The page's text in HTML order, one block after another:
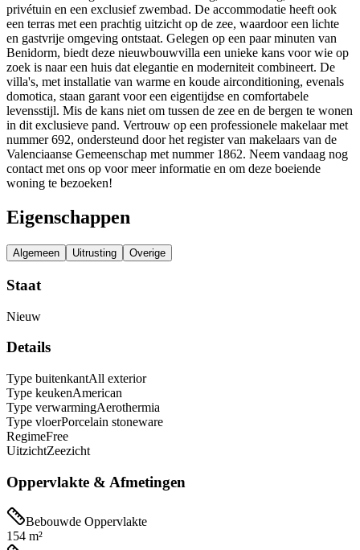
privétuin en een exclusief zwembad. De accommodatie heeft ook
een terras met een prachtig uitzicht op de zee, waardoor een lichte
en gastvrije omgeving ontstaat. Gelegen op een paar minuten van
Benidorm, biedt deze nieuwbouwvilla een unieke kans voor wie op
zoek is naar een huis dat elegantie en moderniteit combineert. De
villa's, met installatie van warme en koude airconditioning, evenals
domotica, staan garant voor een eigentijdse en comfortabele
levensstijl. Mis de kans niet om tussen de zee en de bergen te wonen
in dit exclusieve pand. Vertrouw op een professionele makelaar met
nummer 692, ondersteund door het register van makelaars van de
Valenciaanse Gemeenschap met nummer 1862. Neem vandaag nog
contact met ons op voor meer informatie en om deze boeiende
woning te bezoeken!
Eigenschappen
Algemeen Uitrusting Overige
Staat
Nieuw
Details
Type buitenkantAll exterior
Type keukenAmerican
Type verwarmingAerothermia
Type vloerPorcelain stoneware
RegimeFree
UitzichtZeezicht
Oppervlakte & Afmetingen
Bebouwde Oppervlakte
154 m²